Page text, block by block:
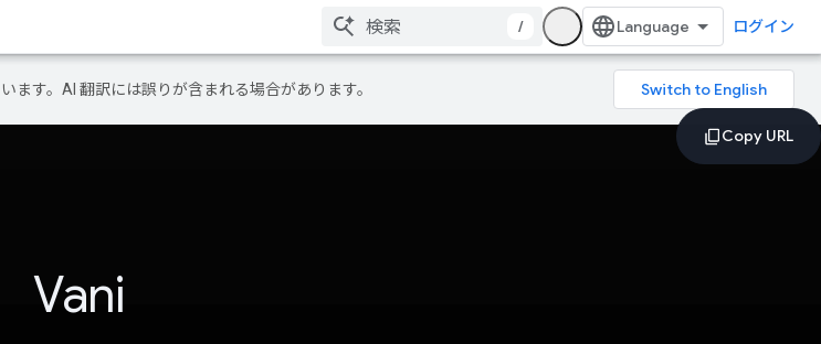
/ ログイン
ます。AI 翻訳には誤りが含まれる場合があります。
Vani